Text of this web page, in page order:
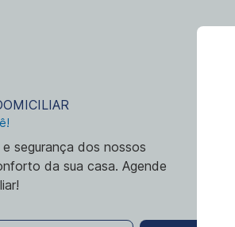
segurança dos nossos
da sua casa. Agende